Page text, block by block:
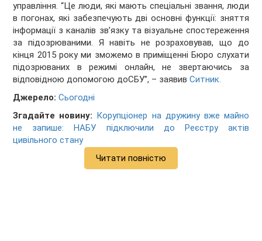
управління. “Це люди, які мають спеціальні звання, люди
в погонах, які забезпечують дві основні функції: зняття
інформації з каналів зв’язку та візуальне спостереження
за підозрюваними. Я навіть не розраховував, що до
кінця 2015 року ми зможемо в приміщенні Бюро слухати
підозрюваних в режимі онлайн, не звертаючись за
відповідною допомогою доСБУ”, – заявивСитник.
Джерело: Сьогодні
Згадайте новину: Корупціонер на дружину вже майно
не запише: НАБУ підключили до Реєстру актів
цивільного стану
Читати повністю